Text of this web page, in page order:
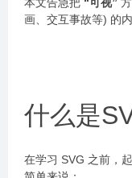
画、交互事故等) 的
什么是
在学习 SVG 之前，